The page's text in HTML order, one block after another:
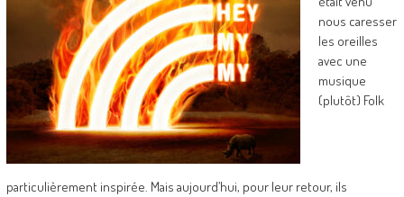
nous caresser
les oreilles
avec une
musique
(plutôt) Folk
particulièrement inspirée. Mais aujourd’hui, pour leur retour, ils